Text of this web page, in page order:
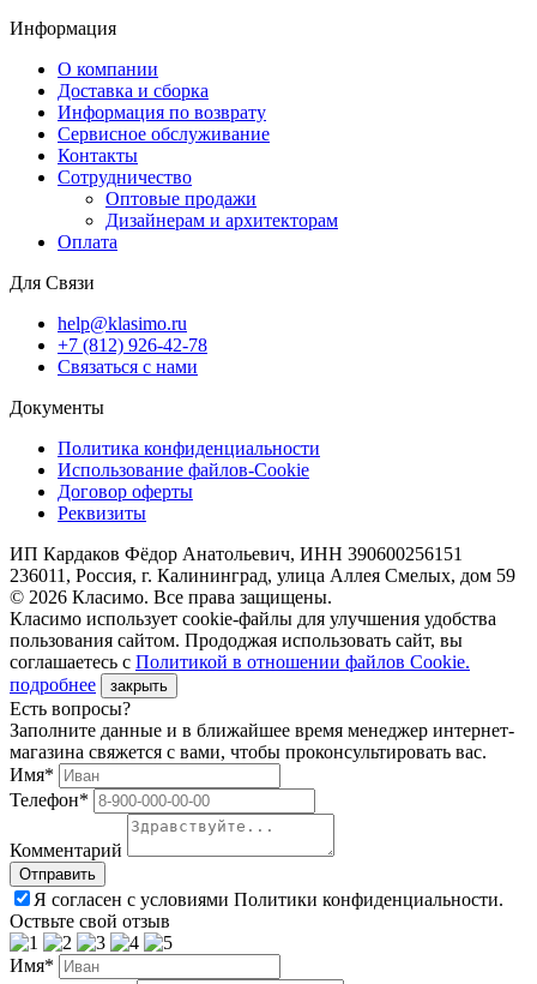
Информация
О компании
Доставка и сборка
Информация по возврату
Сервисное обслуживание
Контакты
Сотрудничество
Оптовые продажи
Дизайнерам и архитекторам
Оплата
Для Связи
help@klasimo.ru
+7 (812) 926-42-78
Связаться с нами
Документы
Политика конфиденциальности
Использование файлов-Cookie
Договор оферты
Реквизиты
ИП Кардаков Фёдор Анатольевич, ИНН 390600256151
236011, Россия, г. Калининград, улица Аллея Смелых, дом 59
© 2026 Класимо. Все права защищены.
Класимо использует cookie-файлы для улучшения удобства
пользования сайтом. Прододжая использовать сайт, вы
соглашаетесь с Политикой в отношении файлов Сookie.
подробнее
закрыть
Есть вопросы?
Заполните данные и в ближайшее время менеджер интернет-
магазина свяжется с вами, чтобы проконсультировать вас.
Имя*
Телефон*
Комментарий
Я согласен с условиями Политики конфиденциальности.
Оствьте свой отзыв
Имя*